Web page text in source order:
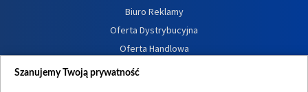
Biuro Reklamy
Oferta Dystrybucyjna
Oferta Handlowa
Dostępność
Szanujemy Twoją prywatność